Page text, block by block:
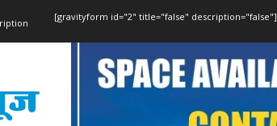
[gravityform id="2" title="false" description="false"]